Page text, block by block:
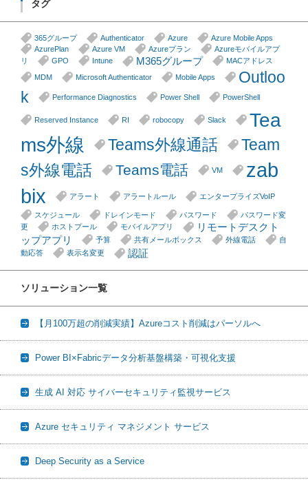
タグ
365グループ Authenticator Azure
Azure Mobile Apps
AzurePlan
Azure VM Azureプラン
Azureモバイルアプ
リ
GPO Intune M365グループ
MACアドレス
MDM
Microsoft Authenticator Mobile Apps
Outloo
k
Performance Diagnostics Power Shell PowerShell
Reserved Instance RI robocopy Slack
Tea
ms外線
Teams外線通話
Team
s外線電話
Teams電話 VM
zab
bix
アラート アラートルール エンタープライズVoIP
スケジュール ドレインモード パスワード
パスワード変
更
ホストプール モバイルアプリ
リモートデスクト
ップアプリ
予算 共有メールボックス 外線電話
自
動応答
表示名変更 認証
ソリューション一覧
【月100万超の削減実績】Azureコスト削減はパーソルへ
Power BI×Fabricデータ分析基盤構築・可視化支援
生成 AI 対応 サイバーセキュリティ監視サービス
Azure セキュリティ マネジメント サービス
Deep Security as a Service